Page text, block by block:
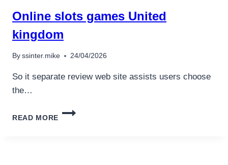
Online slots games United
kingdom
By ssinter.mike 24/04/2026
So it separate review web site assists users choose
the…
READ MORE
ONLINE